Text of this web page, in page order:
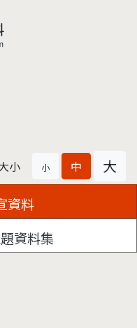
小 小 中 大
資料
資料集